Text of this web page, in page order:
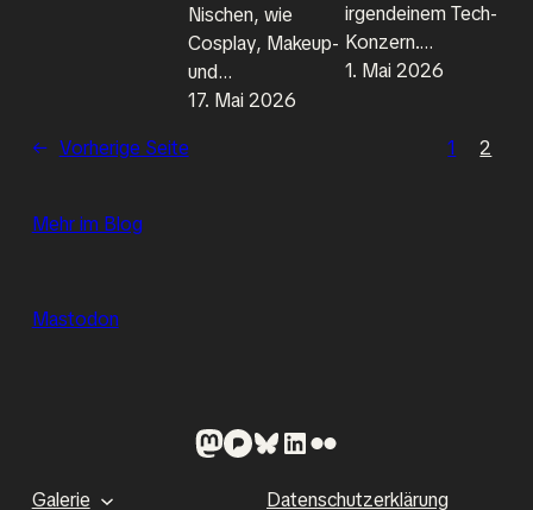
Nischen, wie
Cosplay, Makeup-
und…
17. Mai 2026
irgendeinem Tech-
Konzern.…
1. Mai 2026
← Vorherige Seite 1 2
Mehr im Blog
Mastodon
Mastodon Pixelfed Bluesky LinkedIn Flickr
Galerie Datenschutzerklärung